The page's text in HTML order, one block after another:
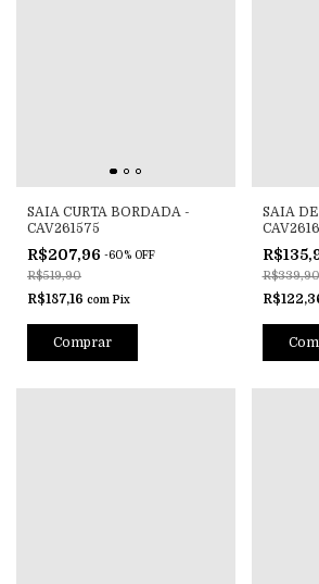
SAIA CURTA BORDADA -
CAV261575
R$207,96 -60% OFF
R$519,90
R$187,16 com Pix
Comprar
SAIA
R$339,90